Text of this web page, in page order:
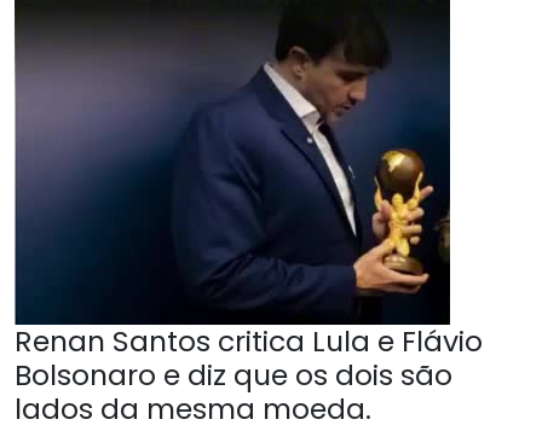
Renan Santos critica Lula e Flávio
Bolsonaro e diz que os dois são
lados da mesma moeda.